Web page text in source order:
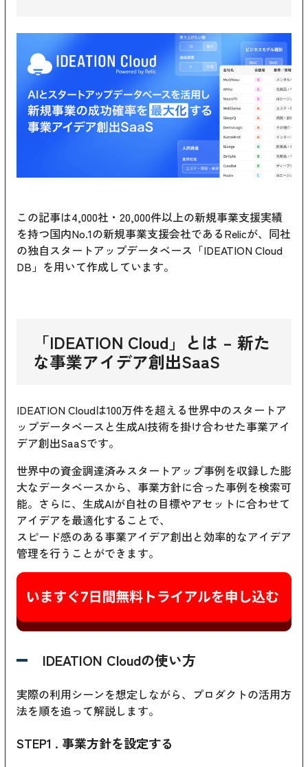
この記事は4,000社・20,000件以上の新規事業支援実績
を持つ国内No.1の新規事業支援会社であるRelicが、同社
の独自スタートアップデータベース「IDEATION Cloud
DB」を用いて作成しています。
「IDEATION Cloud 」とは – 新た
な事業アイデア創出SaaS
IDEATION Cloudは100万件を超える世界中のスタートア
ップデータベースと生成AI技術を掛け合わせた事業アイ
デア創出SaaSです。
世界中の資金調達済みスタートアップ事例を収録した膨
大なデータベースから、事業方針に合った事例を検索可
能。さらに、生成AIが自社の目標やアセットに合わせて
アイデアを最適化することで、
スピード感のある事業アイデア創出と効率的なアイデア
管理を行うことができます。
IDEATION Cloudの使い方
実際の利用シーンを想定しながら、プロダクトの活用方
法を順を追って解説します。
STEP1 . 事業方針を設定する